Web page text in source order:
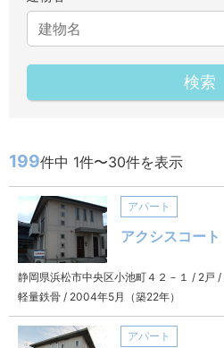
検索
199件中 1件〜30件を表示
アパート
アクシスコート
静岡県浜松市中央区小池町４２－１ / 2戸 /
軽量鉄骨 / 2004年5月（築22年）
アパート